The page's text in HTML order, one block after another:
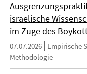
israelische
im Zuge des
07.07.2026
Empirische
Methodologie